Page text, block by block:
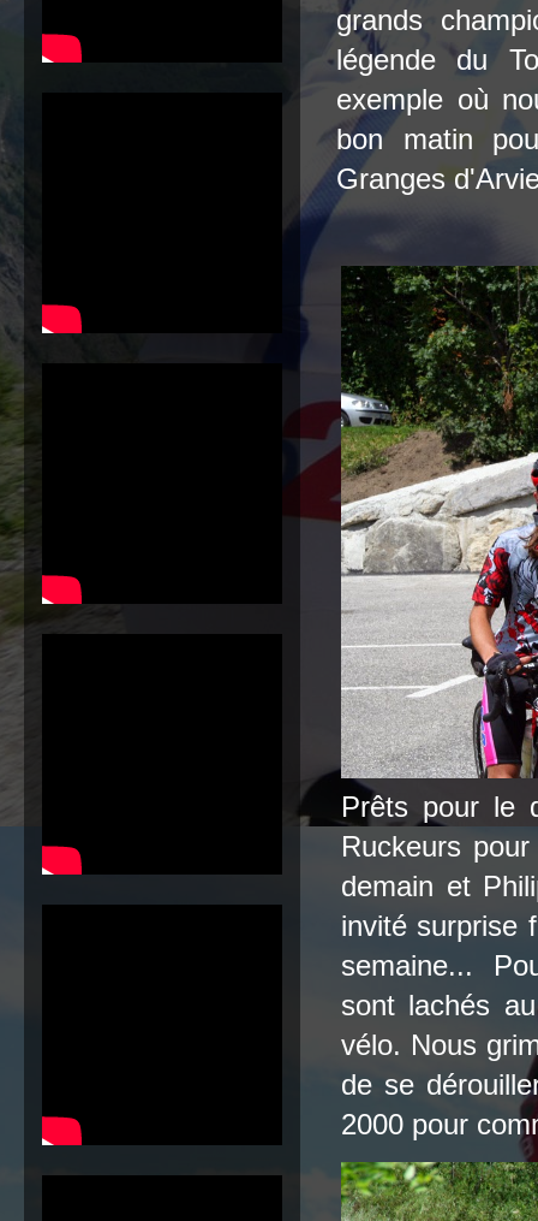
grands
légende du
exemple où
bon matin
Granges
Prêts pour le
Ruckeurs
demain et
invité surprise
semaine...
sont lachés
vélo. Nous
de se
2000 pour